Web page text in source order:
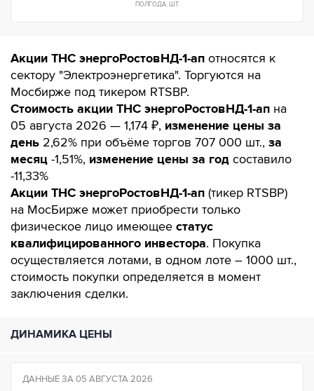
ПОЛГОДА, ШТ.
Акции ТНС энергоРостовНД-1-ап относятся к
сектору "Электроэнергетика". Торгуются на
Мосбирже под тикером RTSBP.
Стоимость акции ТНС энергоРостовНД-1-ап на
05 августа 2026 — 1,174 ₽, изменение цены за
день 2,62% при объёме торгов 707 000 шт., за
месяц -1,51%, изменение цены за год составило
-11,33%
Акции ТНС энергоРостовНД-1-ап (тикер RTSBP)
на МосБирже может приобрести только
физическое лицо имеющее статус
квалифицированного инвестора. Покупка
осуществляется лотами, в одном лоте – 1000 шт.,
стоимость покупки определяется в момент
заключения сделки.
ДИНАМИКА ЦЕНЫ
ДАННЫЕ ЗА 05 АВГУСТА 2026